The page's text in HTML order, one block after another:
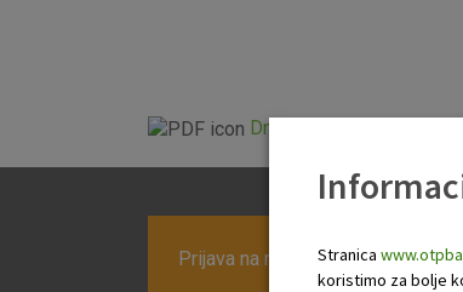
Dnevno financijsko
Prijava na newsletter OTP banke
Stranica
koristimo za bolje